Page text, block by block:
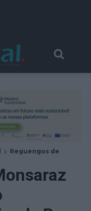
Reguengos de